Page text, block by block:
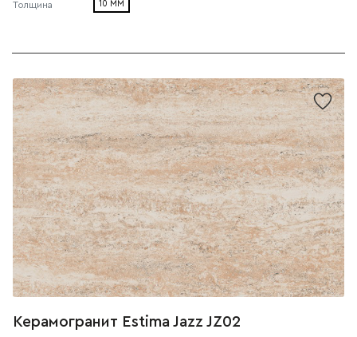
Толщина 10 ММ
Керамогранит Estima Jazz JZ02